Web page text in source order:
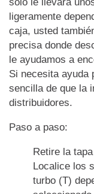
ligeramente
caja, usted
precisa donde
le ayudamos a
Si necesita ayuda
sencilla de que la
distribuidores.
Paso a paso:
Retire la
Localice los
turbo (T)